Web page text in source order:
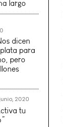
largo
dicen
para
pero
2020
tu